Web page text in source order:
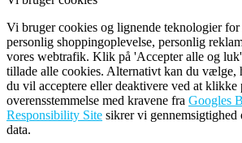
Vi bruger cookies og lignende teknologier for
personlig shoppingoplevelse, personlig
vores webtrafik. Klik på 'Accepter alle og
tillade alle cookies. Alternativt kan du vælge,
du vil acceptere eller deaktivere ved at klikke
overensstemmelse med kravene fra Googles
Responsibility Site sikrer vi
data.